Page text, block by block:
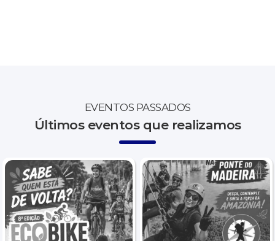
EVENTOS PASSADOS
Últimos eventos que realizamos